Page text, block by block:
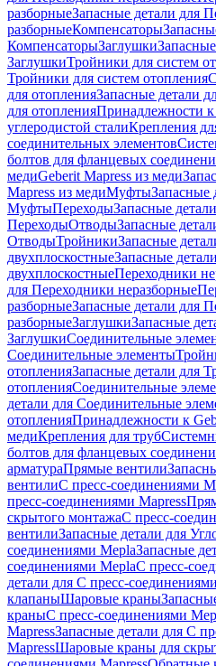
разборныеЗапасные детали для
разборныеКомпенсаторы
КомпенсаторыЗаглушки
ЗаглушкиТройники для систем
Тройники для систем отопления
для отопленияЗапасные детали
для отопленияПринадлежности к
углеродистой сталиКрепления
соединительных элементов
болтов для фланцевых
медиGeberit Mapress из меди
Mapress из медиМуфтыЗапасные
МуфтыПереходыЗапасные
ПереходыОтводыЗапасные
ОтводыТройникиЗапасные
двухплоскостныеЗапасные
двухплоскостныеПереходники
для Переходники неразборные
разборныеЗапасные детали для
разборныеЗаглушкиЗапасные
ЗаглушкиСоединительные
Соединительные элементы
отопленияЗапасные детали для
отопленияСоединительные
детали для Соединительные
отопленияПринадлежности к
медиКрепления для труб
болтов для фланцевых
арматураПрямые вентили
вентилиС пресс-соединениями
пресс-соединениями Mapress
скрытого монтажаС пресс-
вентилиЗапасные детали для
соединениями MeplaЗапасные
соединениями MeplaС пресс-
детали для С пресс-
клапаныШаровые краны
краныС пресс-соединениями
MapressЗапасные детали для С
MapressШаровые краны для